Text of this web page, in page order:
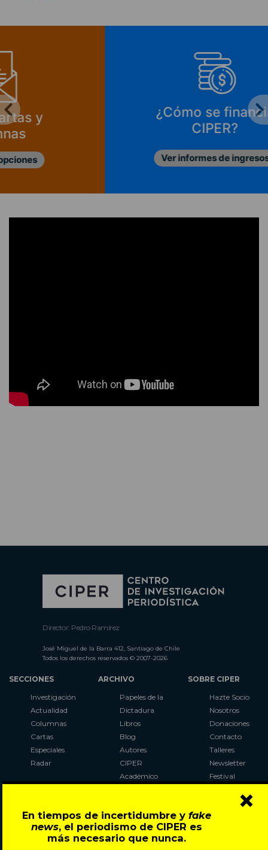
En tiempos de incertidumbre y fake
news, el periodismo de CIPER es
más necesario que nunca.
×
¿Cómo se financia
Ver informes de ingresos
Director: Pedro Ramírez
José Miguel de la Barra 412, Santiago de Chile
Todos los derechos reservados © 2007-2026
SECCIONES
Investigación
Actualidad
Columnas
Cartas
Especiales
Radar
ARCHIVO
Papeles de la
Dictadura
Libros
Blog
Autores
CIPER
Académico
Al Plebiscito
con CIPER
SOBRE CIPER
Hazte Socio
Nosotros
Donaciones
Contacto
Talleres
Newsletter
Festival